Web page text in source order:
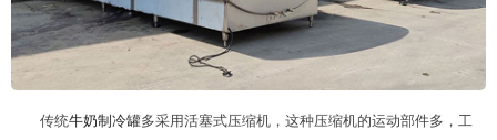
传统牛奶制冷罐多采用活塞式压缩机，这种压缩机的运动部件多，工